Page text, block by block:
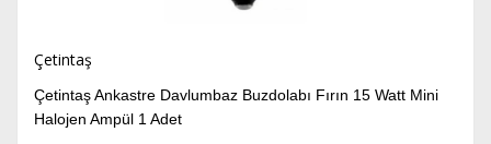
Çetintaş
Çetintaş Ankastre Davlumbaz Buzdolabı Fırın 15 Watt Mini
Halojen Ampül 1 Adet